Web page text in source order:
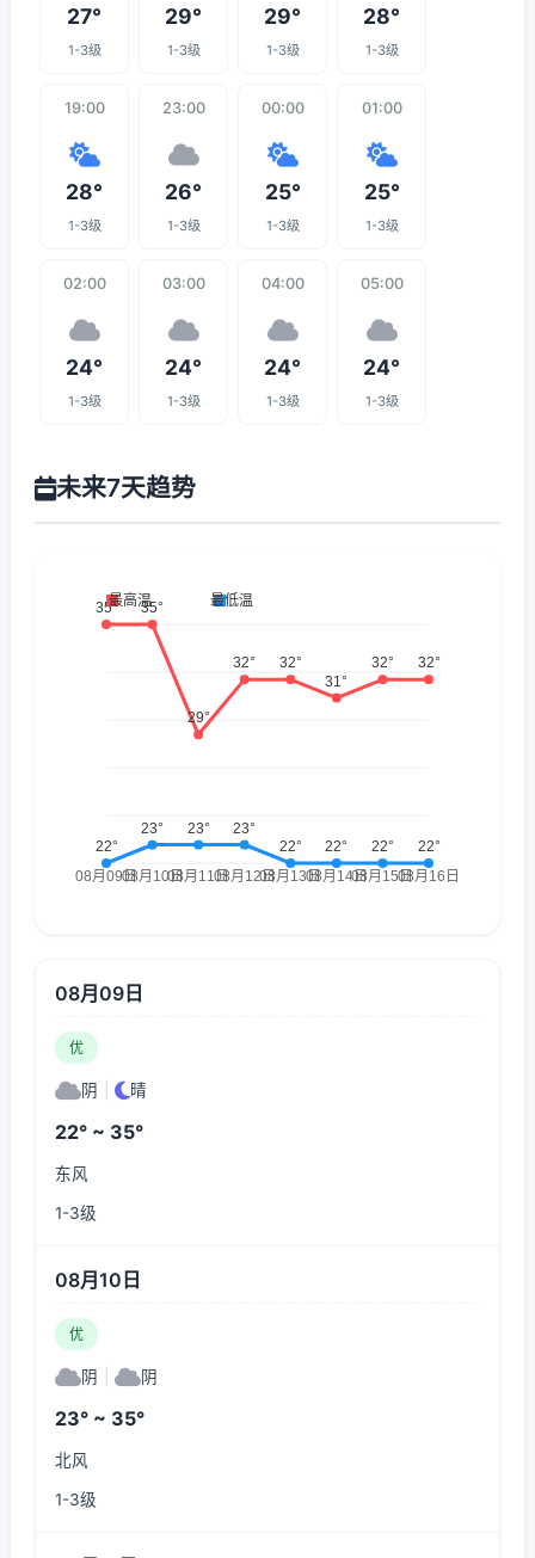
27°
1-3级
29°
1-3级
29°
1-3级
28°
1-3级
19:00
28°
1-3级
23:00
26°
1-3级
00:00
25°
1-3级
01:00
25°
1-3级
02:00
24°
1-3级
03:00
24°
1-3级
04:00
24°
1-3级
05:00
24°
1-3级
未来7天趋势
08月09日
优
阴 晴
22° ~ 35°
东风
1-3级
08月10日
优
阴 阴
23° ~ 35°
北风
1-3级